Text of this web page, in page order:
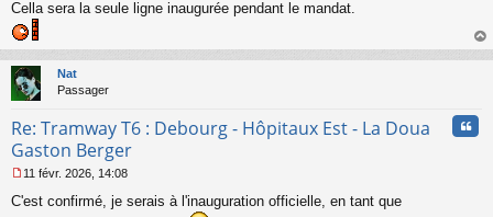
s
a
e
n
o
l
u
Cella sera la seule ligne inaugurée pendant le mandat.
au
Nat
Passager
Re: Tramway T6 : Debourg - Hôpitaux Est - La Doua
Gaston Berger
e
11 févr. 2026, 14:08
C'est confirmé, je serais à l'inauguration officielle, en tant que